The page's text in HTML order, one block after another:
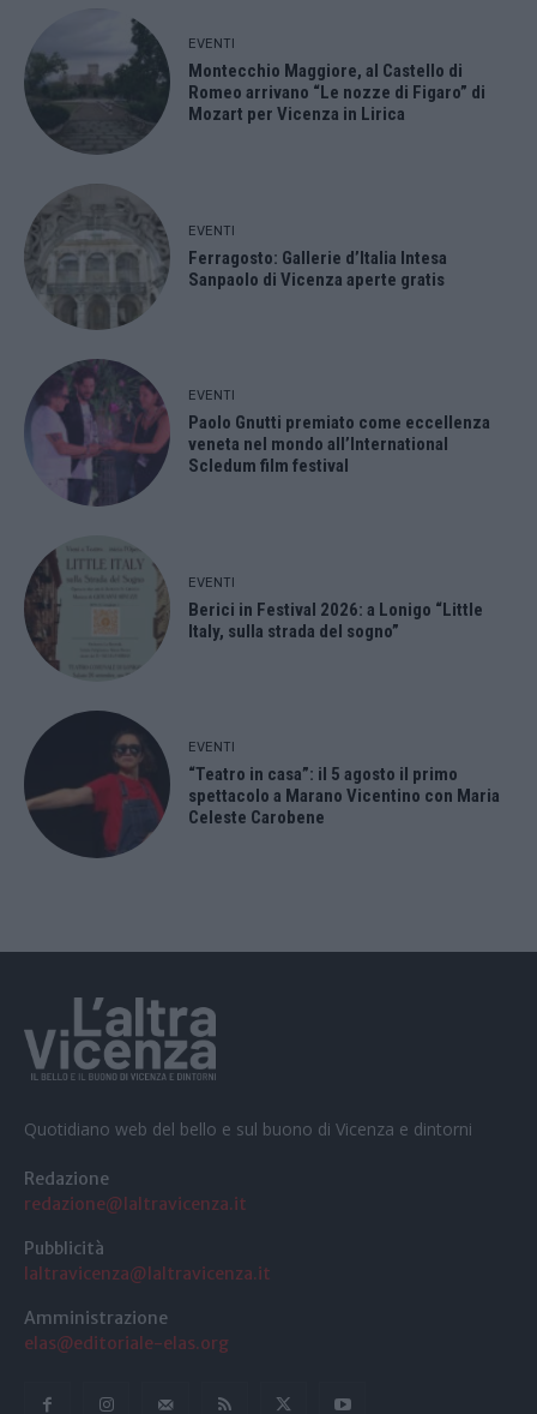
EVENTI
Montecchio Maggiore, al Castello di
Romeo arrivano “Le nozze di Figaro” di
Mozart per Vicenza in Lirica
EVENTI
Ferragosto: Gallerie d’Italia Intesa
Sanpaolo di Vicenza aperte gratis
EVENTI
Paolo Gnutti premiato come eccellenza
veneta nel mondo all’International
Scledum film festival
EVENTI
Berici in Festival 2026: a Lonigo “Little
Italy, sulla strada del sogno”
EVENTI
“Teatro in casa”: il 5 agosto il primo
spettacolo a Marano Vicentino con Maria
Celeste Carobene
Quotidiano web del bello e sul buono di Vicenza e dintorni
Redazione
redazione@laltravicenza.it
Pubblicità
laltravicenza@laltravicenza.it
Amministrazione
elas@editoriale-elas.org